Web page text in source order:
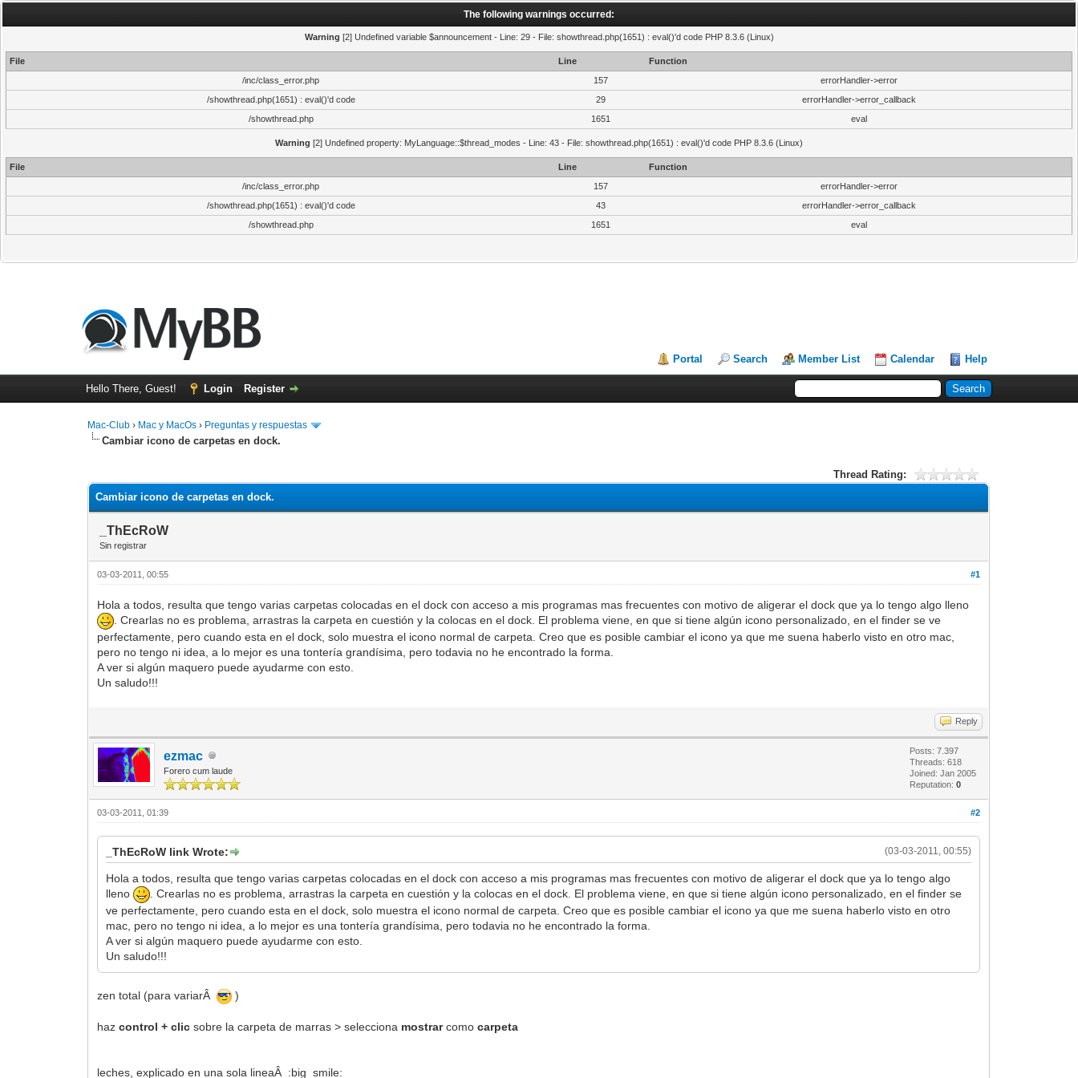
The following warnings occurred:
Warning [2] Undefined variable $announcement - Line: 29 - File: showthread.php(1651) : eval()'d code PHP 8.3.6 (Linux)
File Line
Function
/inc/class_error.php
157
errorHandler->error
/showthread.php(1651) : eval()'d code
29
errorHandler->error_callback
/showthread.php
1651 eval
Warning [2] Undefined property: MyLanguage::$thread_modes - Line: 43 - File: showthread.php(1651) : eval()'d code PHP 8.3.6 (Linux)
File Line
Function
/inc/class_error.php
157
errorHandler->error
/showthread.php(1651) : eval()'d code
43
errorHandler->error_callback
/showthread.php
1651 eval
Portal Search Member List Calendar Help
Hello There, Guest! Login Register
Mac-Club › Mac y MacOs › Preguntas y respuestas
Cambiar icono de carpetas en dock.
Thread Rating:
Cambiar icono de carpetas en dock.
_ThEcRoW
Sin registrar
#1
03-03-2011, 00:55
Hola a todos, resulta que tengo varias carpetas colocadas en el dock con acceso a mis programas mas frecuentes con motivo de aligerar el dock que ya lo tengo algo lleno
. Crearlas no es problema, arrastras la carpeta en cuestión y la colocas en el dock. El problema viene, en que si tiene algún icono personalizado, en el finder se ve
perfectamente, pero cuando esta en el dock, solo muestra el icono normal de carpeta. Creo que es posible cambiar el icono ya que me suena haberlo visto en otro mac,
pero no tengo ni idea, a lo mejor es una tontería grandísima, pero todavia no he encontrado la forma.
A ver si algún maquero puede ayudarme con esto.
Un saludo!!!
Reply
ezmac
Forero cum laude
Posts: 7.397
Threads: 618
Joined: Jan 2005
Reputation:0
#2
03-03-2011, 01:39
(03-03-2011, 00:55)
_ThEcRoW link Wrote:
Hola a todos, resulta que tengo varias carpetas colocadas en el dock con acceso a mis programas mas frecuentes con motivo de aligerar el dock que ya lo tengo algo
lleno
. Crearlas no es problema, arrastras la carpeta en cuestión y la colocas en el dock. El problema viene, en que si tiene algún icono personalizado, en el finder se
ve perfectamente, pero cuando esta en el dock, solo muestra el icono normal de carpeta. Creo que es posible cambiar el icono ya que me suena haberlo visto en otro
mac, pero no tengo ni idea, a lo mejor es una tontería grandísima, pero todavia no he encontrado la forma.
A ver si algún maquero puede ayudarme con esto.
Un saludo!!!
zen total (para variarÂ )
hazcontrol + clic sobre la carpeta de marras > selecciona mostrarcomocarpeta
leches, explicado en una sola lineaÂ :big_smile: